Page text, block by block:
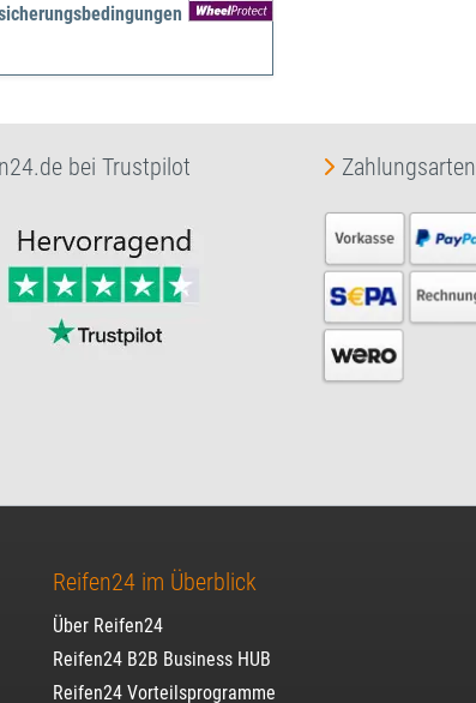
bei Trustpilot Zahlungsarten
Reifen24 im Überblick
Über Reifen24
Reifen24 B2B Business HUB
Reifen24 Vorteilsprogramme